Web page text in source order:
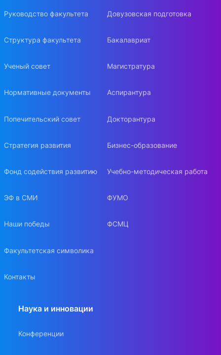
Руководство факультета
Структура факультета
Ученый совет
Нормативные документы
Попечительский совет
Стратегия развития
Фонд содействия развитию
ЭФ в СМИ
Наши победы
Факультетская символика
Контакты
Довузовская подготовка
Бакалавриат
Магистратура
Аспирантура
Докторантура
Бизнес-образование
Учебно-методическая работа
ФУМО
ФСМЦ
Наука и инновации
Конференции